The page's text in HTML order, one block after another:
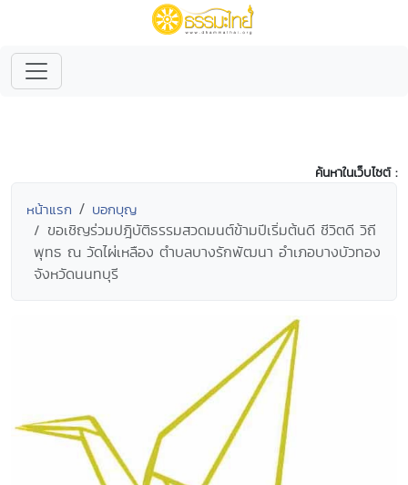
ค้นหาในเว็บไซต์ :
หน้าแรก บอกบุญ
ขอเชิญร่วมปฎิบัติธรรมสวดมนต์ข้ามปีเริ่มต้นดี ชีวิตดี วิถี
พุทธ ณ วัดไผ่เหลือง ตำบลบางรักพัฒนา อำเภอบางบัวทอง
จังหวัดนนทบุรี